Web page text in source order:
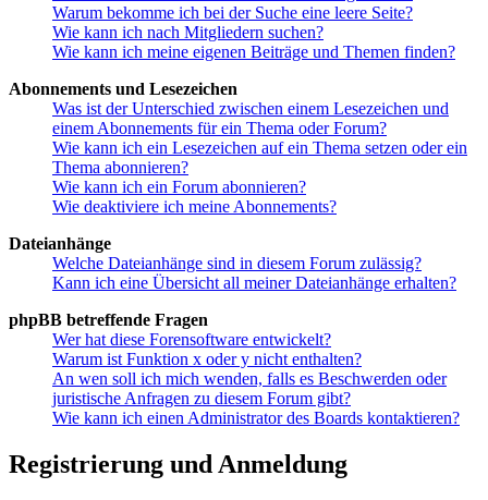
Warum bekomme ich bei der Suche eine leere Seite?
Wie kann ich nach Mitgliedern suchen?
Wie kann ich meine eigenen Beiträge und Themen finden?
Abonnements und Lesezeichen
Was ist der Unterschied zwischen einem Lesezeichen und
einem Abonnements für ein Thema oder Forum?
Wie kann ich ein Lesezeichen auf ein Thema setzen oder ein
Thema abonnieren?
Wie kann ich ein Forum abonnieren?
Wie deaktiviere ich meine Abonnements?
Dateianhänge
Welche Dateianhänge sind in diesem Forum zulässig?
Kann ich eine Übersicht all meiner Dateianhänge erhalten?
phpBB betreffende Fragen
Wer hat diese Forensoftware entwickelt?
Warum ist Funktion x oder y nicht enthalten?
An wen soll ich mich wenden, falls es Beschwerden oder
juristische Anfragen zu diesem Forum gibt?
Wie kann ich einen Administrator des Boards kontaktieren?
Registrierung und Anmeldung